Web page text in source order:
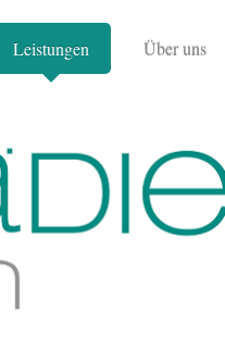
Leistungen Über uns